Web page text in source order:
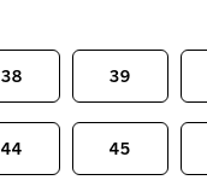
38 39
44 45